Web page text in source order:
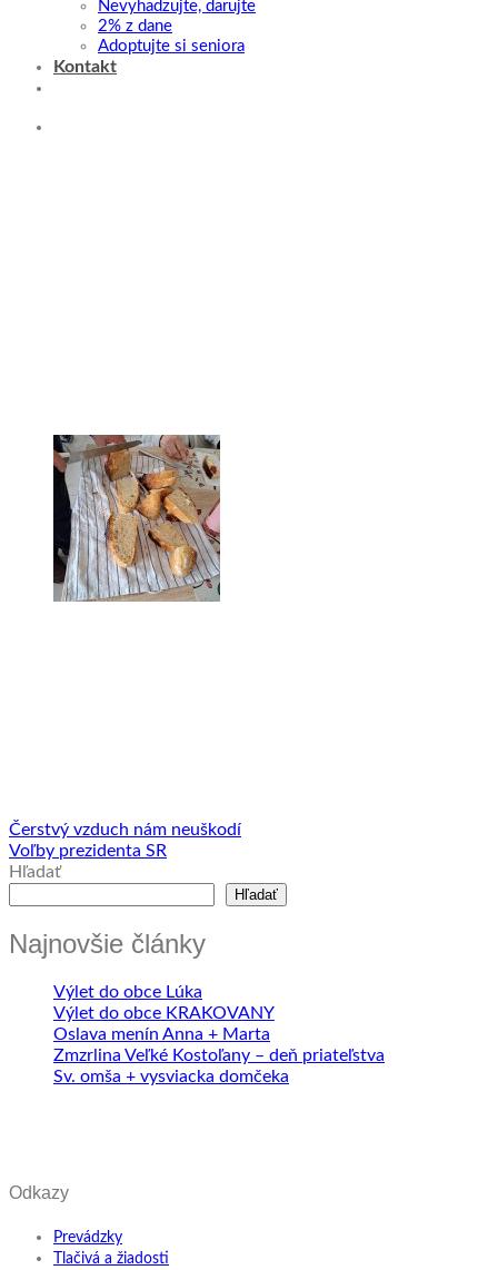
Nevyhadzujte, darujte
2% z dane
Adoptujte si seniora
Kontakt
Čerstvý vzduch nám neuškodí
Voľby prezidenta SR
Hľadať
Hľadať
Najnovšie články
Výlet do obce Lúka
Výlet do obce KRAKOVANY
Oslava menín Anna + Marta
Zmzrlina Veľké Kostoľany – deň priateľstva
Sv. omša + vysviacka domčeka
Odkazy
Prevádzky
Tlačivá a žiadosti